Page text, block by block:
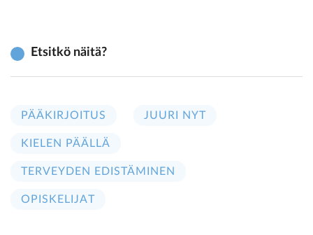
Etsitkö näitä?
PÄÄKIRJOITUS JUURI NYT
KIELEN PÄÄLLÄ
TERVEYDEN EDISTÄMINEN
OPISKELIJAT